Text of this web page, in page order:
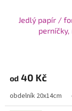
Jedlý papír /
od 40 Kč
obdelník 20x14cm